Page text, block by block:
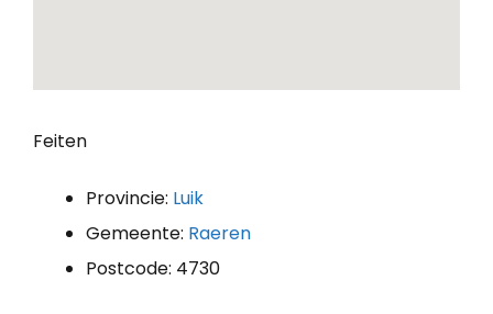
Feiten
Provincie: Luik
Gemeente: Raeren
Postcode: 4730